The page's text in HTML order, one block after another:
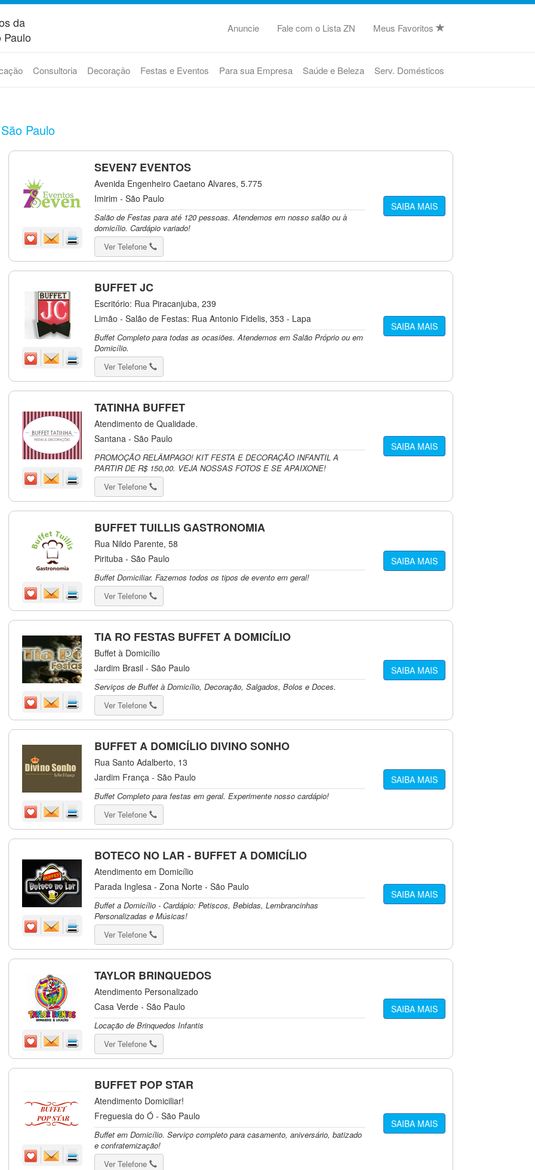
da
Anuncie Fale com o Lista ZN Meus Favoritos
Consultoria Decoração Festas e Eventos Para sua Empresa Saúde e Beleza Serv. Domésticos
Paulo
SEVEN7 EVENTOS
Avenida Engenheiro Caetano Alvares, 5.775
Imirim - São Paulo
Salão de Festas para até 120 pessoas. Atendemos em nosso salão ou à
domicílio. Cardápio variado!
Ver Telefone
SAIBA MAIS
BUFFET JC
Escritório: Rua Piracanjuba, 239
Limão - Salão de Festas: Rua Antonio Fidelis, 353 - Lapa
Buffet Completo para todas as ocasiões. Atendemos em Salão Próprio ou em
Domicílio.
Ver Telefone
SAIBA MAIS
TATINHA BUFFET
Atendimento de Qualidade.
Santana - São Paulo
PROMOÇÃO RELÂMPAGO! KIT FESTA E DECORAÇÃO INFANTIL A
PARTIR DE R$ 150,00. VEJA NOSSAS FOTOS E SE APAIXONE!
Ver Telefone
SAIBA MAIS
BUFFET TUILLIS GASTRONOMIA
Rua Nildo Parente, 58
Pirituba - São Paulo
Buffet Domiciliar. Fazemos todos os tipos de evento em geral!
Ver Telefone
SAIBA MAIS
TIA RO FESTAS BUFFET A DOMICÍLIO
Buffet à Domicílio
Jardim Brasil - São Paulo
Serviços de Buffet à Domicílio, Decoração, Salgados, Bolos e Doces.
Ver Telefone
SAIBA MAIS
BUFFET A DOMICÍLIO DIVINO SONHO
Rua Santo Adalberto, 13
Jardim França - São Paulo
Buffet Completo para festas em geral. Experimente nosso cardápio!
Ver Telefone
SAIBA MAIS
BOTECO NO LAR - BUFFET A DOMICÍLIO
Atendimento em Domicílio
Parada Inglesa - Zona Norte - São Paulo
Buffet a Domicílio - Cardápio: Petiscos, Bebidas, Lembrancinhas
Personalizadas e Músicas!
Ver Telefone
SAIBA MAIS
TAYLOR BRINQUEDOS
Atendimento Personalizado
Casa Verde - São Paulo
Locação de Brinquedos Infantis
Ver Telefone
SAIBA MAIS
BUFFET POP STAR
Atendimento Domiciliar!
Freguesia do Ó - São Paulo
Buffet em Domicílio. Serviço completo para casamento, aniversário, batizado
e confraternização!
Ver Telefone
SAIBA MAIS